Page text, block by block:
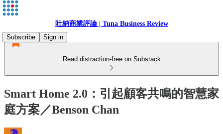
吐納商業評論 | Tuna Business Review
Subscribe
Sign in
Read distraction-free on Substack
Smart Home 2.0：引起顧客共鳴的智慧家
庭方案／Benson Chan